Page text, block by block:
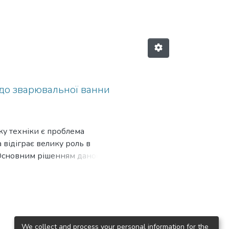
зварювальної ванни
техніки є проблема
велику роль в
рішенням даної
різноманітних умовах
рекомендовано
We collect and process your personal information for the